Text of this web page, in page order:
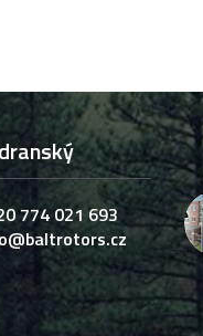
774 021 693